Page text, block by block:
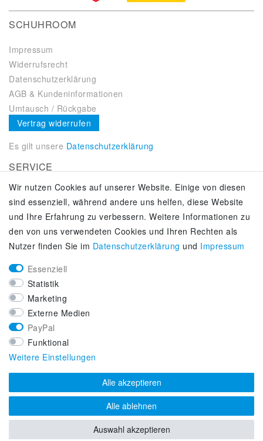
SCHUHROOM
Impressum
Widerrufsrecht
Datenschutzerklärung
AGB & Kundeninformationen
Umtausch / Rückgabe
Vertrag widerrufen
Es gilt unsere Datenschutzerklärung
SERVICE
Kontakt
Zahlung & Versand
Über uns
Selbstabholung
Adiletten online kaufen
KUNDENSERVICE
Lifestyle & Fashion Sneaker Fachhandel
Top-Sneaker Modelle ausgewählter Marken
Kostenloser Versand ab 40 € deutschlandweit
Kostenloser Rückversand deutschlandweit
Versandfertig innerhalb 24h
Zahlung auf Rechnung (via PayPalPlus)
Wir nutzen Cookies auf unserer Website. Einige von diesen
sind essenziell, während andere uns helfen, diese Website
und Ihre Erfahrung zu verbessern. Weitere Informationen zu
den von uns verwendeten Cookies und Ihren Rechten als
Nutzer finden Sie im Daten­schutz­erklärung und Impressum
Essenziell
Statistik
Marketing
Externe Medien
PayPal
Funktional
Weitere Einstellungen
Alle akzeptieren
Alle ablehnen
Auswahl akzeptieren